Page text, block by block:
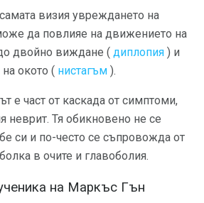
визия увреждането на
да повлияе на движението на
двойно виждане ( диплопия ) и
окото ( нистагъм ).
е част от каскада от симптоми,
неврит. Тя обикновено не се
си и по-често се съпровожда от
в очите и главоболия.
на Маркъс Гън